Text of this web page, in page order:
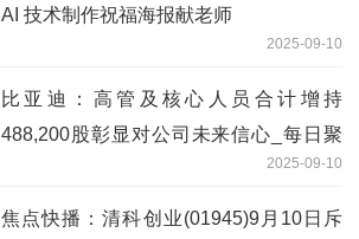
AI 技术制作祝福海报献老师
2025-09-10
比亚迪：高管及核心人员合计增持
488,200股彰显对公司未来信心_每日聚
2025-09-10
焦点快播：清科创业(01945)9月10日斥